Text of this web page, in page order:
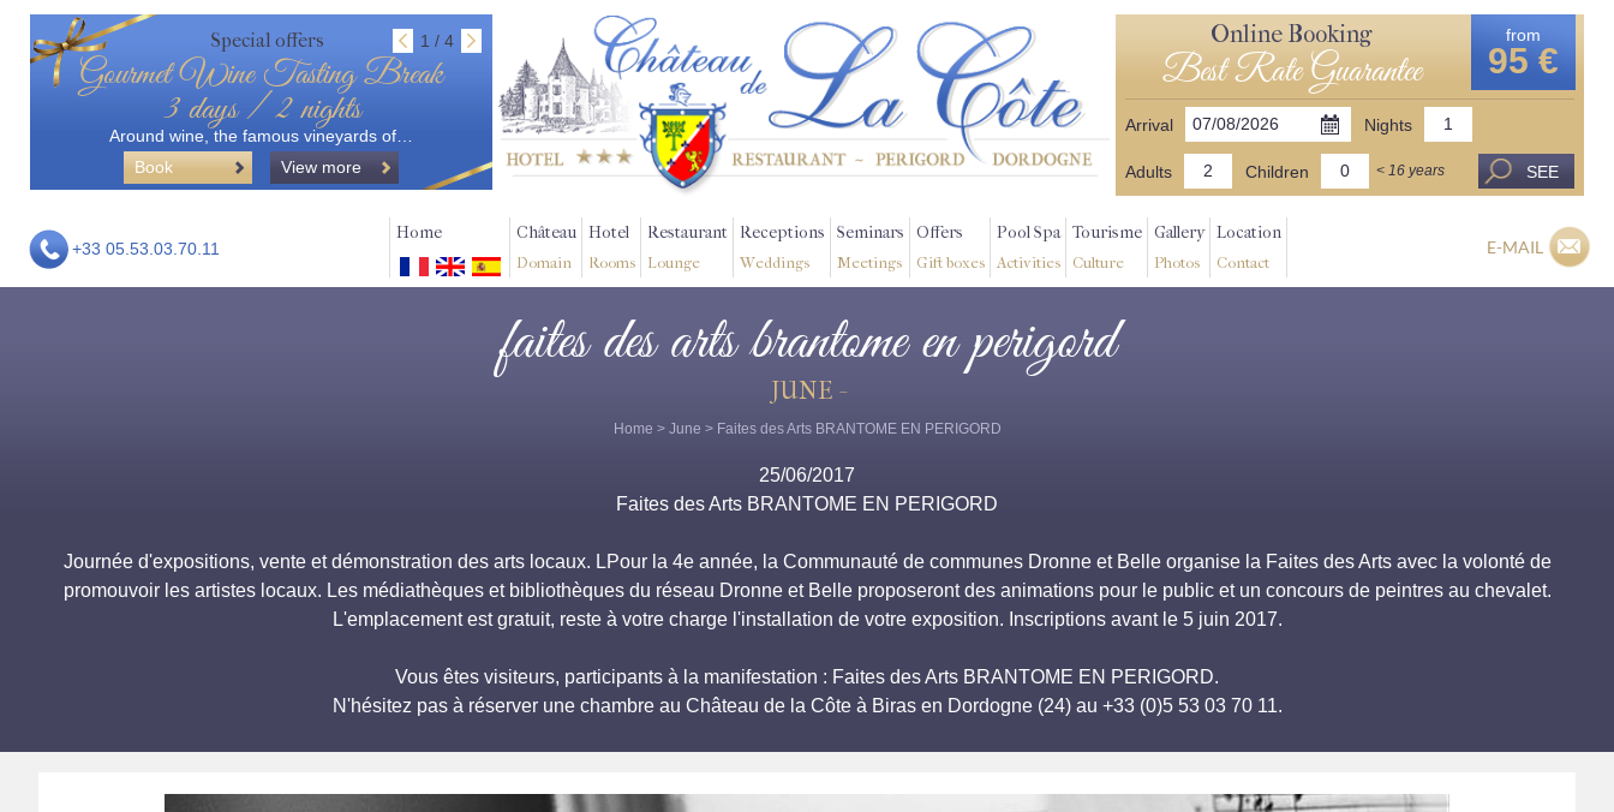
Special offers 1 / 4
Gourmet Wine Tasting Break
3 days / 2 nights
Around wine, the famous vineyards of…
Book
View more
Online Booking
Best Rate Guarantee
from
95 €
Arrival Nights
Adults Children < 16 years SEE
+33 05.53.03.70.11
Home Château
Domain
Hotel
Rooms
Restaurant
Lounge
Receptions
Weddings
Seminars
Meetings
Offers
Gift boxes
Pool Spa
Activities
Tourisme
Culture
Gallery
Photos
Location
Contact
E-MAIL
faites des arts brantome en perigord
JUNE -
Home > June > Faites des Arts BRANTOME EN PERIGORD
25/06/2017
Faites des Arts BRANTOME EN PERIGORD
Journée d'expositions, vente et démonstration des arts locaux. LPour la 4e année, la Communauté de communes Dronne et Belle organise la Faites des Arts avec la volonté de
promouvoir les artistes locaux. Les médiathèques et bibliothèques du réseau Dronne et Belle proposeront des animations pour le public et un concours de peintres au chevalet.
L'emplacement est gratuit, reste à votre charge l'installation de votre exposition. Inscriptions avant le 5 juin 2017.
Vous êtes visiteurs, participants à la manifestation : Faites des Arts BRANTOME EN PERIGORD.
N'hésitez pas à réserver une chambre au Château de la Côte à Biras en Dordogne (24) au +33 (0)5 53 03 70 11.